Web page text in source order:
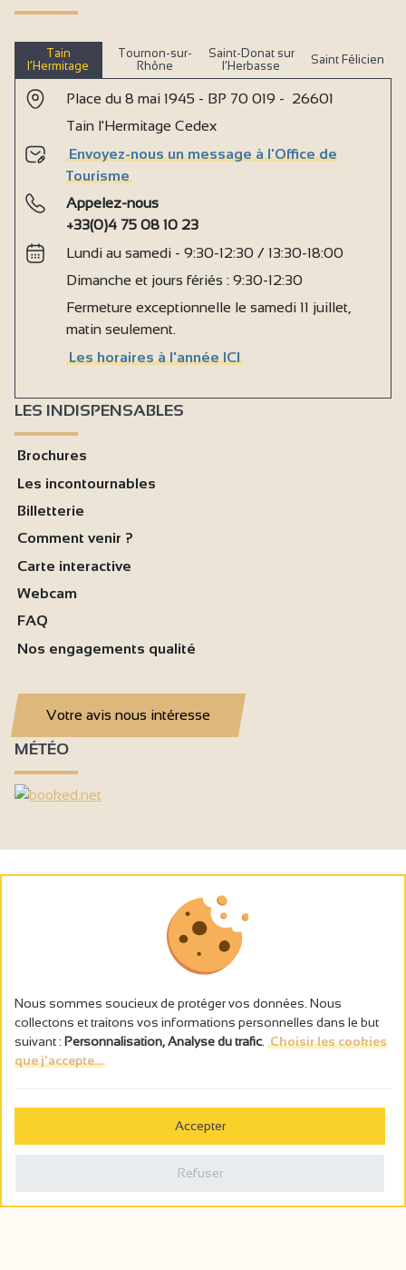
Tain
l’Hermitage
Tournon-sur-
Rhône
Saint-Donat sur
l’Herbasse
Saint Félicien
Place du 8 mai 1945 - BP 70 019 - 26601
Tain l'Hermitage Cedex
Envoyez-nous un message à l'Office de
Tourisme
Appelez-nous
+33(0)4 75 08 10 23
Lundi au samedi - 9:30-12:30 / 13:30-18:00
Dimanche et jours fériés : 9:30-12:30
Fermeture exceptionnelle le samedi 11 juillet,
matin seulement.
Les horaires à l'année ICI
LES INDISPENSABLES
Brochures
Les incontournables
Billetterie
Comment venir ?
Carte interactive
Webcam
FAQ
Nos engagements qualité
Votre avis nous intéresse
MÉTÉO
L’abus d’alcool est dangereux pour la santé, à consommer avec
Politique de confidentialité
Nous sommes soucieux de protéger vos données. Nous
collectons et traitons vos informations personnelles dans le but
suivant : Personnalisation, Analyse du trafic Choisir les cookies
que j'accepte...
Accepter
Refuser